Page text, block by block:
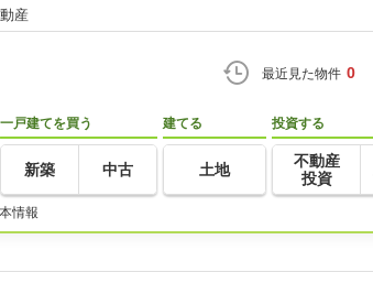
産
最近見た物件 0
一戸建てを買う
新築 中古
建てる
土地
投資する
不動産
投資
情報